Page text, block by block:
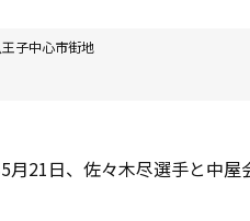
子中心市街地
21日、佐々木尽選手と中